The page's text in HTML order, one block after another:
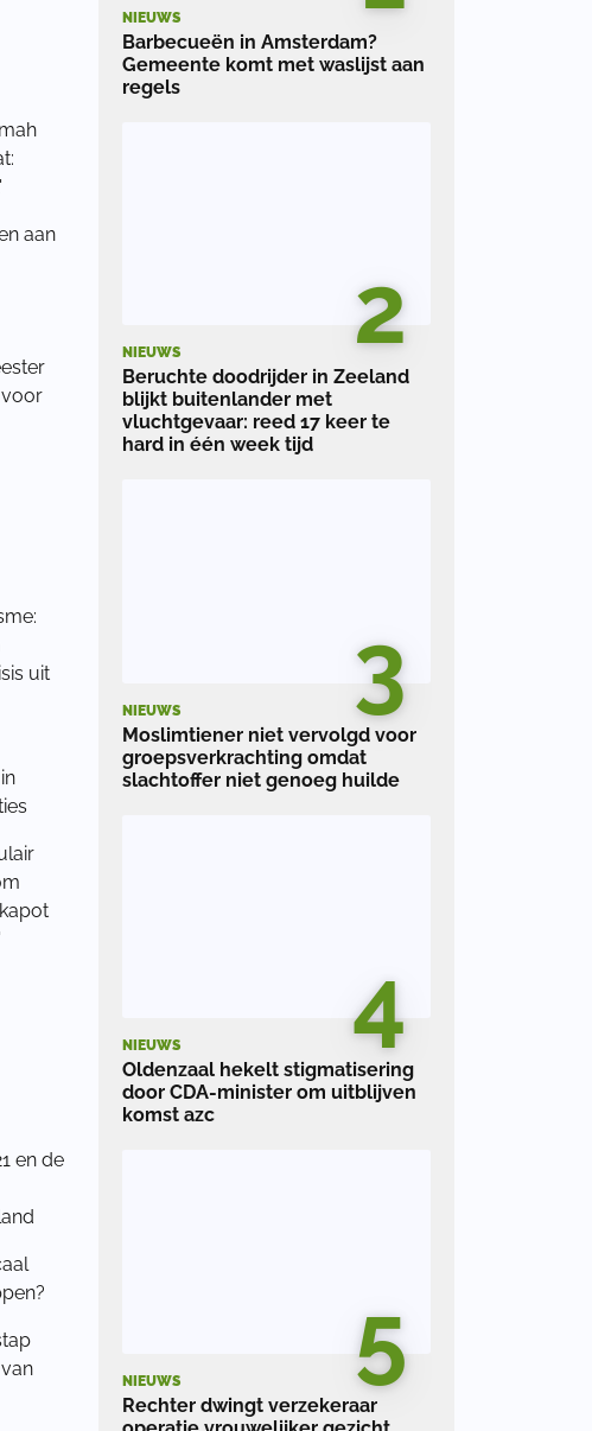
aan
uit
en de
NIEUWS
Barbecueën in Amsterdam?
Gemeente komt met waslijst aan
regels
2
NIEUWS
Beruchte doodrijder in Zeeland
blijkt buitenlander met
vluchtgevaar: reed 17 keer te
hard in één week tijd
3
NIEUWS
Moslimtiener niet vervolgd voor
groepsverkrachting omdat
slachtoffer niet genoeg huilde
4
NIEUWS
Oldenzaal hekelt stigmatisering
door CDA-minister om uitblijven
komst azc
5
NIEUWS
Rechter dwingt verzekeraar